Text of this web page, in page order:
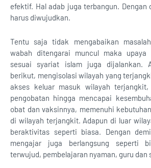
efektif. Hal adab juga terbangun.
harus diwujudkan.
Tentu saja tidak mengabaikan
wabah ditengarai muncul maka upaya
sesuai syariat islam juga dijalankan.
berikut, mengisolasi wilayah yang
akses keluar masuk wilayah terjangkit,
pengobatan hingga mencapai
obat dan vaksinnya, memenuhi
di wilayah terjangkit. Adapun di luar
beraktivitas seperti biasa. Dengan
mengajar juga berlangsung seperti
terwujud, pembelajaran nyaman, guru dan